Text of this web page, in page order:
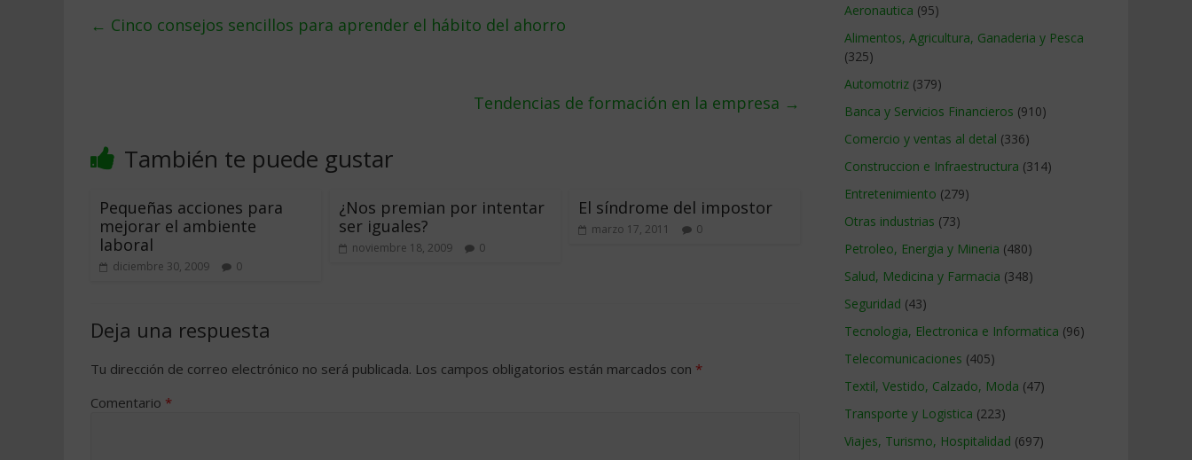
← Cinco consejos sencillos para aprender el hábito del ahorro
Tendencias de formación en la empresa →
También te puede gustar
Pequeñas acciones para
mejorar el ambiente
laboral
diciembre 30, 2009 0
¿Nos premian por intentar
ser iguales?
noviembre 18, 2009 0
El síndrome del impostor
marzo 17, 2011 0
Deja una respuesta
Tu dirección de correo electrónico no será publicada. Los campos obligatorios están marcados con *
Comentario *
Aeronautica (95)
Alimentos, Agricultura, Ganaderia y Pesca
(325)
Automotriz (379)
Banca y Servicios Financieros (910)
Comercio y ventas al detal (336)
Construccion e Infraestructura (314)
Entretenimiento (279)
Otras industrias (73)
Petroleo, Energia y Mineria (480)
Salud, Medicina y Farmacia (348)
Seguridad (43)
Tecnologia, Electronica e Informatica (96)
Telecomunicaciones (405)
Textil, Vestido, Calzado, Moda (47)
Transporte y Logistica (223)
Viajes, Turismo, Hospitalidad (697)